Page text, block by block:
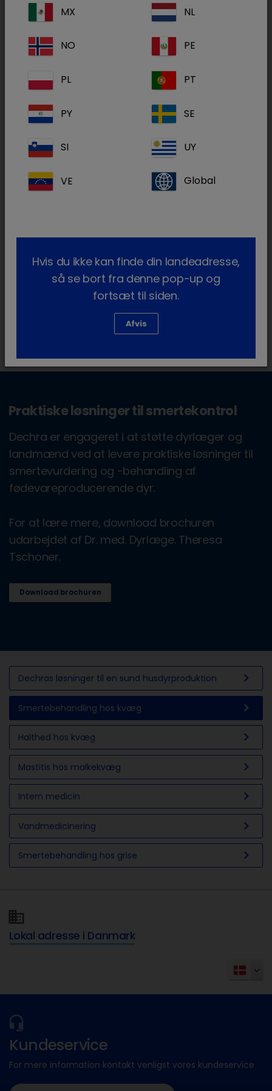
Dechra støtter dig i en integreret tilgang til
1 Management
3 Behandling
Praktiske løsninger til smertekontrol
Dechra er engageret i at støtte dyrlæger og
landmænd ved at levere praktiske løsninger til
smertevurdering og -behandling af
fødevareproducerende dyr.
For at lære mere, download brochuren
udarbejdet af Dr. med. Dyrlæge. Theresa
Tschoner.
Download brochuren
Dechras løsninger til en sund husdyrproduktion chevron_right
Smertebehandling hos kvæg chevron_right
Halthed hos kvæg chevron_right
Mastitis hos malkekvæg chevron_right
Intern medicin chevron_right
Vandmedicinering chevron_right
Smertebehandling hos grise chevron_right
Lokal adresse i Danmark
Kundeservice
For mere information kontakt venligst vores kundeservice
MX NL
NO PE
PL PT
PY SE
SI UY
VE Global
Hvis du ikke kan finde din landeadresse,
så se bort fra denne pop-up og
fortsæt til siden.
Afvis